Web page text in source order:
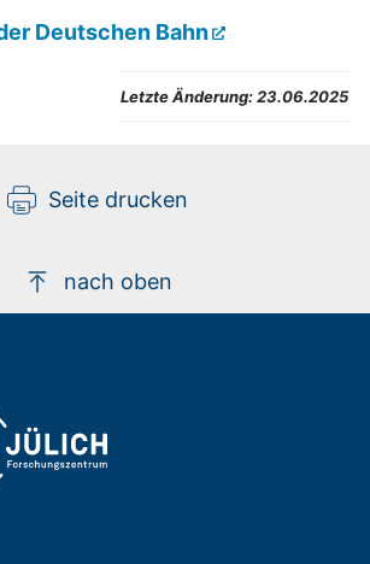
Deutschen Bahn
Letzte Änderung:23.06.2025
Seite drucken
nach oben